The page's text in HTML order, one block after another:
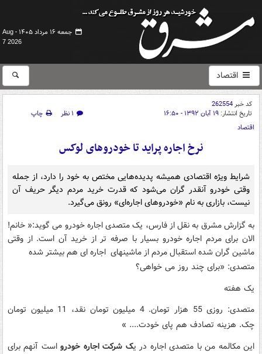
جمعه ۱۶ مرداد ۱۴۰۵ -
Aug
7 2026
اقتصاد
کد خبر262554
تاریخ انتشار: ۱۹ آبان ۱۳۹۲ - ۱۶:۵۰ ۱ نظر
چاپ
اقتصاد
نرخ اجاره پراید تا خودروهای لوکس
شرایط ویژه اقتصادی همیشه پدید‌ه‌هایی مختص به خود را دارد، از جمله
وقتی خودرو آنقدر گران می‌شود که قدرت خرید مردم دیگر حریف آن
نیست، بازاری به نام «خودروهای اجاره‌ای» رونق می‌گیرد.
به گزارش مشرق به نقل از فارس، یک متصدی اجاره خودرو می گوید:« خانم!
الان برای مردم اجاره خودرو بسیار با صرفه تر از خرید آن است. از وقتی
ماشین گران شده استقبال مردم از ماشینهای اجاره ای هم بیشتر شده
متصدی: «برای چند روز می خواهی؟
یک هفته
متصدی: روزی 55 هزار تومان. 4 میلیون تومان نقد، 11 میلیون تومان
چک. هزینه تصادف هم پای خودت.... »
این مکالمه من با متصدی اجاره در یک شرکت اجاره خودرواست آنهم برای